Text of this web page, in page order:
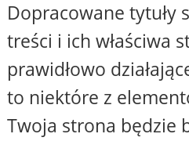
Dopracowane tytuły
treści i ich właściwa
prawidłowo
to niektóre z
Twoja strona będzie